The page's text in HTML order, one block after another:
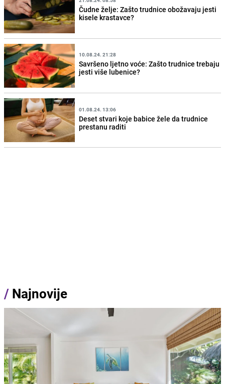
Čudne želje: Zašto trudnice obožavaju jesti
kisele krastavce?
10.08.24. 21:28
Savršeno ljetno voće: Zašto trudnice trebaju
jesti više lubenice?
01.08.24. 13:06
Deset stvari koje babice žele da trudnice
prestanu raditi
/ Najnovije